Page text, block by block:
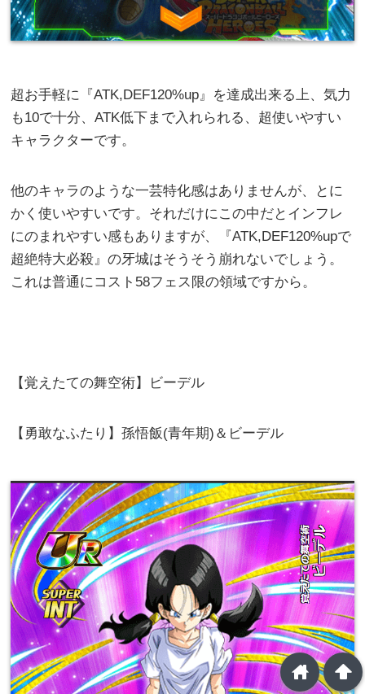
超お手軽に『ATK,DEF120%up』を達成出来る上、気力
も10で十分、ATK低下まで入れられる、超使いやすい
キャラクターです。
他のキャラのような一芸特化感はありませんが、とに
かく使いやすいです。それだけにこの中だとインフレ
にのまれやすい感もありますが、『ATK,DEF120%upで
超絶特大必殺』の牙城はそうそう崩れないでしょう。
これは普通にコスト58フェス限の領域ですから。
【覚えたての舞空術】ビーデル
【勇敢なふたり】孫悟飯(青年期)＆ビーデル
arrowup
home